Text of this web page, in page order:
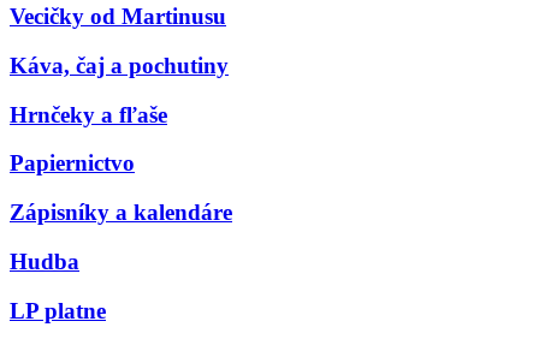
Vecičky od Martinusu
Káva, čaj a pochutiny
Hrnčeky a fľaše
Papiernictvo
Zápisníky a kalendáre
Hudba
LP platne